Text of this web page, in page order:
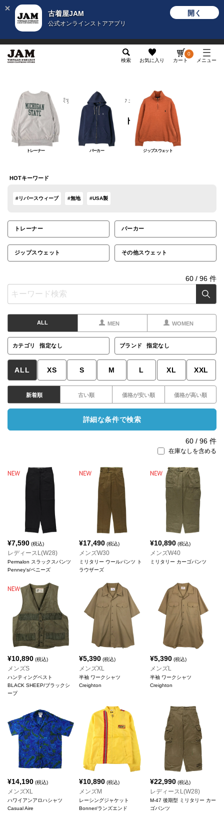
古着屋JAM
公式オンラインストアアプリ
開く
検索 お気に入り カート
0
メニュー
カテゴリから探す トップス スウェット
スウェット
トレーナー パーカー ジップスウェット
HOTキーワード
#リバースウィーブ #無地 #USA製
トレーナー パーカー
ジップスウェット その他スウェット
60 / 96 件
ALL MEN WOMEN
カテゴリ 指定なし ブランド 指定なし
ALL XS S M L XL XXL
新着順 古い順 価格が安い順 価格が高い順
詳細な条件で検索
60 / 96 件
在庫なしを含める
¥7,590 (税込)
レディースL(W28)
Permalon スラックスパンツ
Penney's/ペニーズ
¥17,490(税込)
メンズW30
ミリタリー ウールパンツ ト
ラウザーズ
¥10,890 (税込)
メンズW40
ミリタリー カーゴパンツ
¥10,890 (税込)
メンズS
ハンティングベスト
BLACK SHEEP/ブラックシ
ープ
¥5,390(税込)
メンズXL
半袖 ワークシャツ
Creighton
¥5,390 (税込)
メンズL
半袖 ワークシャツ
Creighton
¥14,190 (税込)
メンズXL
ハワイアンアロハシャツ
Casual Aire
¥10,890(税込)
メンズM
レーシングジャケット
Bonner/ランズエンド
¥22,990 (税込)
レディースL(W28)
M-47 後期型 ミリタリー カー
ゴパンツ